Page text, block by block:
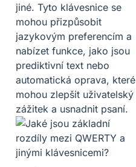
jiné. Tyto klávesnice se
mohou přizpůsobit
jazykovým preferencím a
nabízet funkce, jako jsou
prediktivní text nebo
automatická oprava, které
mohou zlepšit uživatelský
zážitek a usnadnit psaní.